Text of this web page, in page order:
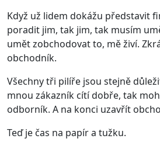
Když už lidem dokážu představit
poradit jim, tak jim, tak musím
umět zobchodovat to, mě živí.
obchodník.
Všechny tři pilíře jsou stejně
mnou zákazník cítí dobře, tak
odborník. A na konci uzavřít
Teď je čas na papír a tužku.